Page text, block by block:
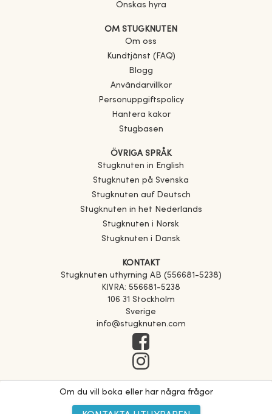
Om du vill boka eller har några frågor
Önskas hyra
OM STUGKNUTEN
Om oss
Kundtjänst (FAQ)
Blogg
Användarvillkor
Personuppgiftspolicy
Hantera kakor
Stugbasen
ÖVRIGA SPRÅK
Stugknuten in English
Stugknuten på Svenska
Stugknuten auf Deutsch
Stugknuten in het Nederlands
Stugknuten i Norsk
Stugknuten i Dansk
KONTAKT
Stugknuten uthyrning AB (556681-5238)
KIVRA: 556681-5238
106 31 Stockholm
Sverige
info@stugknuten.com